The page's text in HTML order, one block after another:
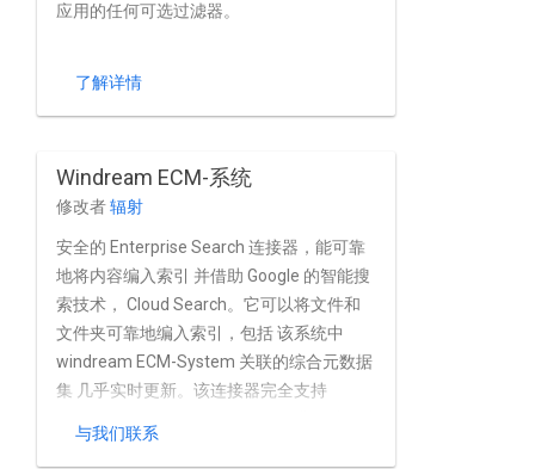
应用的任何可选过滤器。
了解详情
Windream ECM-系统
修改者辐射
安全的 Enterprise Search 连接器，能可靠
地将内容编入索引 并借助 Google 的智能搜
索技术， Cloud Search。它可以将文件和
文件夹可靠地编入索引，包括 该系统中
windream ECM-System 关联的综合元数据
集 几乎实时更新。该连接器完全支持
联的 Active Directory。
与我们联系